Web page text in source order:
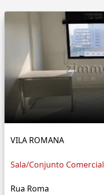
VILA ROMANA
Sala/Conjunto Comercial
Rua Roma